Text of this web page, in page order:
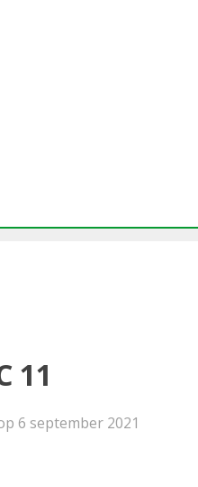
11
6 september 2021